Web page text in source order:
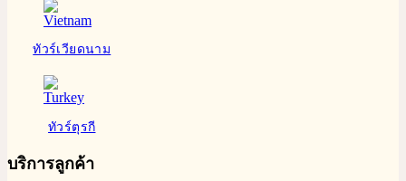
ทัวร์เวียดนาม
ทัวร์ตุรกี
บริการลูกค้า